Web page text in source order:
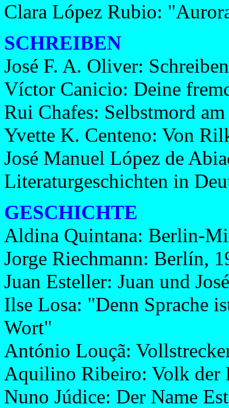
Clara López Rubio:
SCHREIBEN
José F. A. Oliver:
Víctor Canicio: Deine
Rui Chafes: Selbstmord am
Yvette K. Centeno: Von
José Manuel López de
Literaturgeschichten in
GESCHICHTE
Aldina Quintana: Berlin-
Jorge Riechmann: Berlín,
Juan Esteller: Juan und
Ilse Losa: "Denn Sprache
Wort"
António Louçã:
Aquilino Ribeiro: Volk der
Nuno Júdice: Der Name